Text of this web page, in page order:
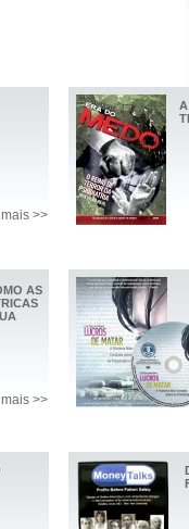
>>
A
AS
>>